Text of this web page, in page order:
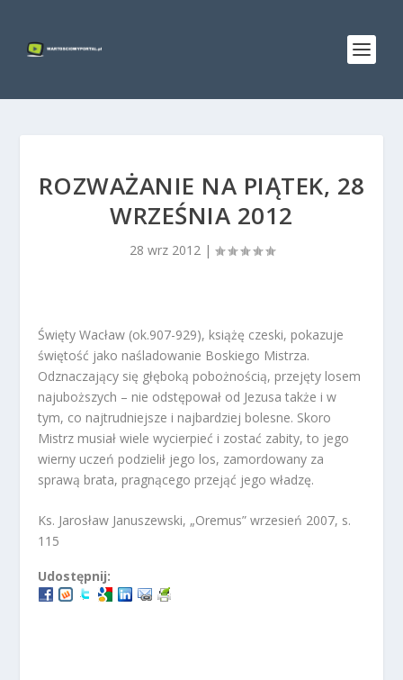
ROZWAŻANIE NA PIĄTEK, 28
WRZEŚNIA 2012
28 wrz 2012|
Święty Wacław (ok.907-929), książę czeski, pokazuje
świętość jako naśladowanie Boskiego Mistrza.
Odznaczający się głęboką pobożnością, przejęty losem
najuboższych – nie odstępował od Jezusa także i w
tym, co najtrudniejsze i najbardziej bolesne. Skoro
Mistrz musiał wiele wycierpieć i zostać zabity, to jego
wierny uczeń podzielił jego los, zamordowany za
sprawą brata, pragnącego przejąć jego władzę.
Ks. Jarosław Januszewski, „Oremus” wrzesień 2007, s.
115
Udostępnij: